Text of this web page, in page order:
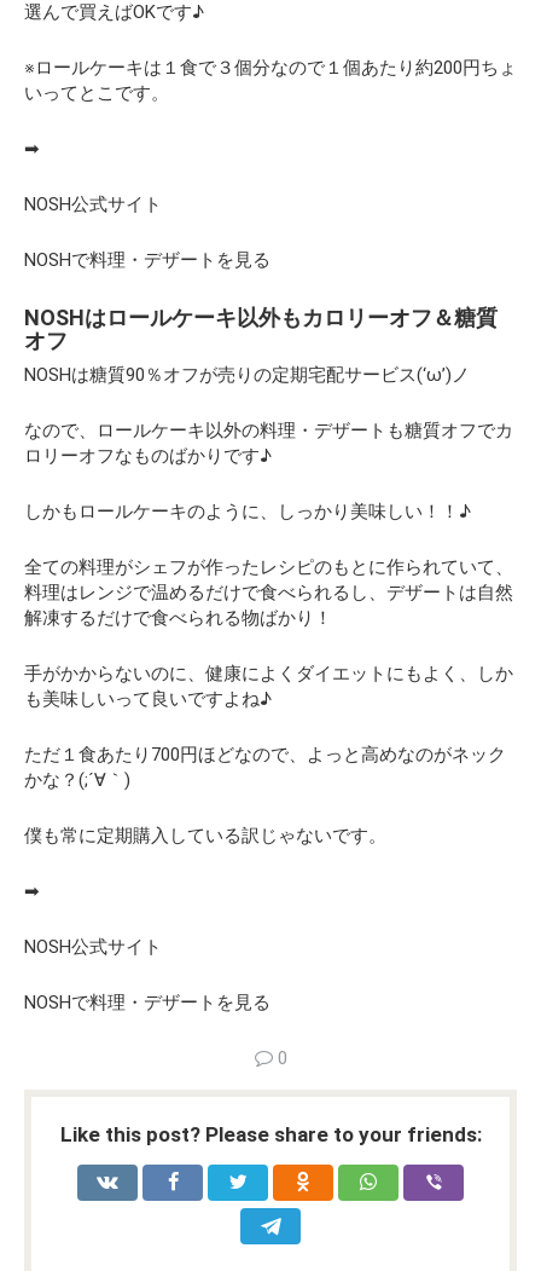
選んで買えばOKです♪
※ロールケーキは１食で３個分なので１個あたり約200円ちょ
いってとこです。
➡
NOSH公式サイト
NOSHで料理・デザートを見る
NOSHはロールケーキ以外もカロリーオフ＆糖質
オフ
NOSHは糖質90％オフが売りの定期宅配サービス(‘ω’)ノ
なので、ロールケーキ以外の料理・デザートも糖質オフでカ
ロリーオフなものばかりです♪
しかもロールケーキのように、しっかり美味しい！！♪
全ての料理がシェフが作ったレシピのもとに作られていて、
料理はレンジで温めるだけで食べられるし、デザートは自然
解凍するだけで食べられる物ばかり！
手がかからないのに、健康によくダイエットにもよく、しか
も美味しいって良いですよね♪
ただ１食あたり700円ほどなので、よっと高めなのがネック
かな？(;´∀｀)
僕も常に定期購入している訳じゃないです。
➡
NOSH公式サイト
NOSHで料理・デザートを見る
0
Like this post? Please share to your friends: